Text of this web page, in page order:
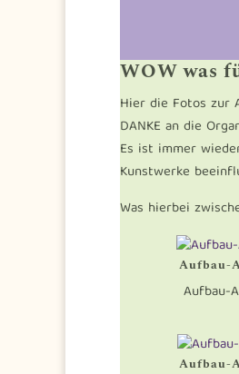
WOW was
Hier die Fotos zur
DANKE an die
Es ist immer
Kunstwerke
Was hierbei
Aufbau-
Aufbau-
Aufbau-